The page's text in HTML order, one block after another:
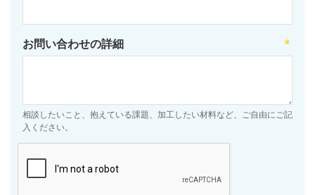
お問い合わせの詳細
相談したいこと、抱えている課題、加工したい材料など、ご自由にご記
入ください。